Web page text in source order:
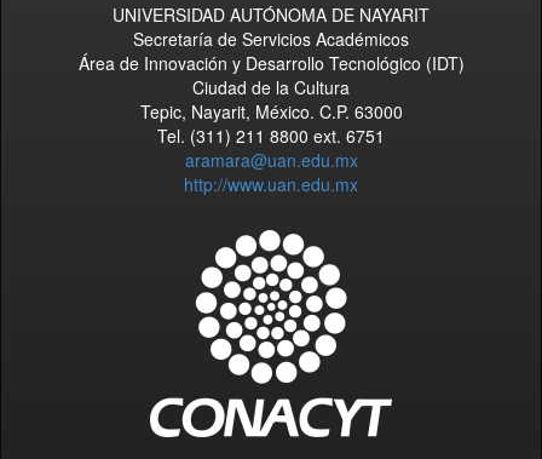
UNIVERSIDAD AUTÓNOMA DE NAYARIT
Secretaría de Servicios Académicos
Área de Innovación y Desarrollo Tecnológico (IDT)
Ciudad de la Cultura
Tepic, Nayarit, México. C.P. 63000
Tel. (311) 211 8800 ext. 6751
aramara@uan.edu.mx
http://www.uan.edu.mx